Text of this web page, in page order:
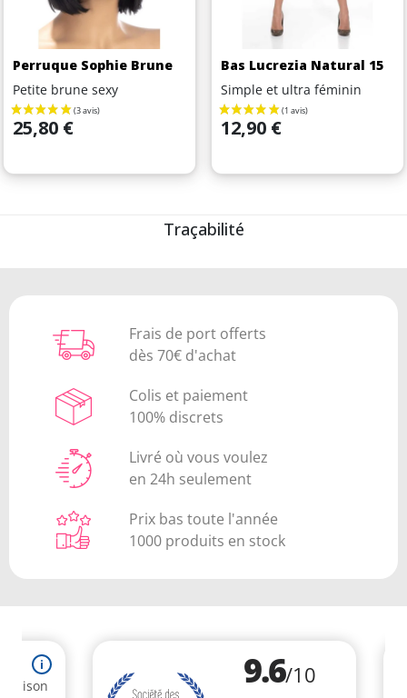
Perruque Sophie Brune
Petite brune sexy
Prix
25,80 €
Bas Lucrezia Natural 15
Simple et ultra féminin
Prix
12,90 €
Traçabilité
Frais de port offerts
dès 70€ d'achat
Colis et paiement
100% discrets
Livré où vous voulez
en 24h seulement
Prix bas toute l'année
1000 produits en stock